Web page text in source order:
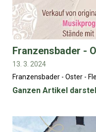
Franzensbader -
13. 3. 2024
Franzensbader - Oster -
Ganzen Artikel